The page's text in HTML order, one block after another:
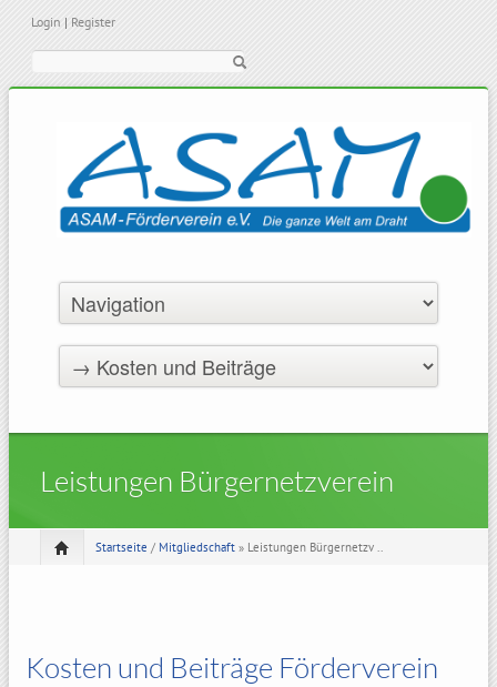
Login | Register
Leistungen Bürgernetzverein
Startseite / Mitgliedschaft » Leistungen Bürgernetzv ..
Kosten und Beiträge Förderverein